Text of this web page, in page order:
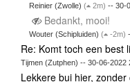
Reinier (Zwolle)( 2m) -- 30-
Bedankt, mooi!
Wouter (Schipluiden)( -2m)
Re: Komt toch een best
Tijmen (Zutphen) -- 30-06-2022
Lekkere bui hier, zonder